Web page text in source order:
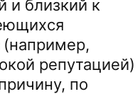
и близкий к
(например,
репутацией)
по